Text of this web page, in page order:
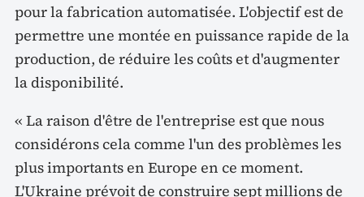
pour la fabrication automatisée. L'objectif est de
permettre une montée en puissance rapide de la
production, de réduire les coûts et d'augmenter
la disponibilité.
« La raison d'être de l'entreprise est que nous
considérons cela comme l'un des problèmes les
plus importants en Europe en ce moment.
L'Ukraine prévoit de construire sept millions de